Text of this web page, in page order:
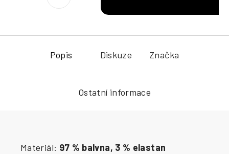
Popis Diskuze Značka
Ostatní informace
Materiál: 97 % balvna, 3 % elastan